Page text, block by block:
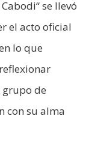
se llevó
el acto oficial
lo que
de
con su alma